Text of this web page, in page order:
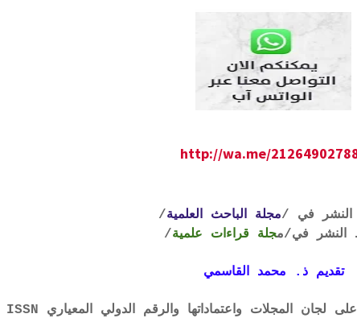
http://wa.me/
في /مجلة الباحث العلمية/
النشر في/مجلة قراءات علمية/
تقديم ذ. محمد القاسمي
لتحميل لائحة الشروط والتعرف على لجان المجلات واعتماداتها والرقم الدولي المعياري ISSN